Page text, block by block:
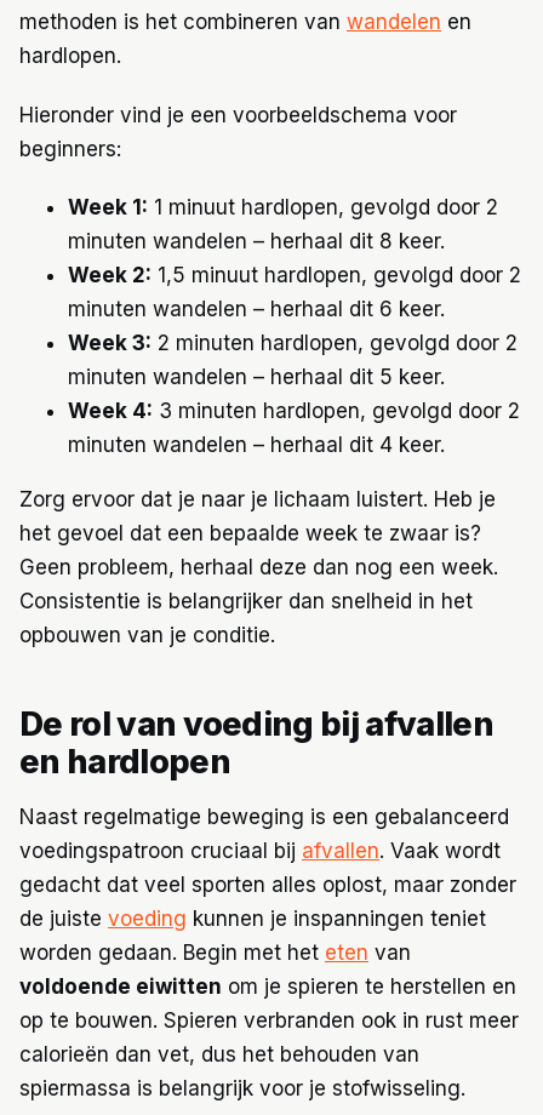
methoden is het combineren van wandelen en
hardlopen.
Hieronder vind je een voorbeeldschema voor
beginners:
Week 1: 1 minuut hardlopen, gevolgd door 2
minuten wandelen – herhaal dit 8 keer.
Week 2: 1,5 minuut hardlopen, gevolgd door 2
minuten wandelen – herhaal dit 6 keer.
Week 3: 2 minuten hardlopen, gevolgd door 2
minuten wandelen – herhaal dit 5 keer.
Week 4: 3 minuten hardlopen, gevolgd door 2
minuten wandelen – herhaal dit 4 keer.
Zorg ervoor dat je naar je lichaam luistert. Heb je
het gevoel dat een bepaalde week te zwaar is?
Geen probleem, herhaal deze dan nog een week.
Consistentie is belangrijker dan snelheid in het
opbouwen van je conditie.
De rol van voeding bij afvallen
en hardlopen
Naast regelmatige beweging is een gebalanceerd
voedingspatroon cruciaal bij afvallen. Vaak wordt
gedacht dat veel sporten alles oplost, maar zonder
de juiste voeding kunnen je inspanningen teniet
worden gedaan. Begin met het eten van
voldoende eiwitten om je spieren te herstellen en
op te bouwen. Spieren verbranden ook in rust meer
calorieën dan vet, dus het behouden van
spiermassa is belangrijk voor je stofwisseling.